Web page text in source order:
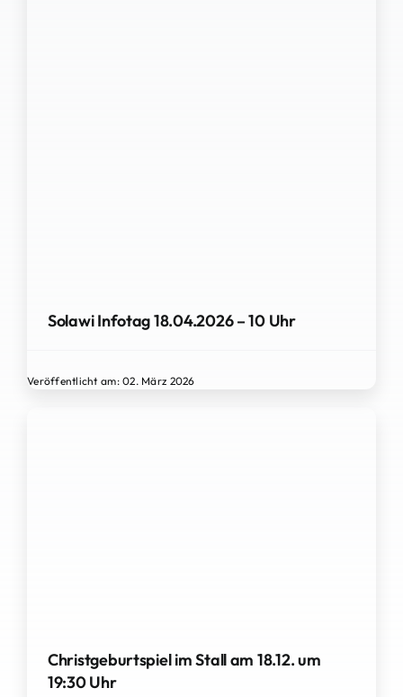
Solawi Infotag 18.04.2026 – 10 Uhr
Veröffentlicht am: 02. März 2026
Christgeburtspiel im Stall am 18.12. um
19:30 Uhr